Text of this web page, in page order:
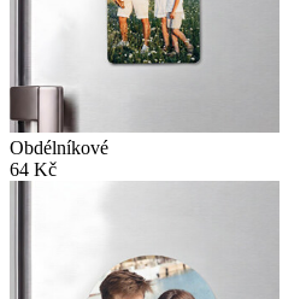
Obdélníkové
64 Kč